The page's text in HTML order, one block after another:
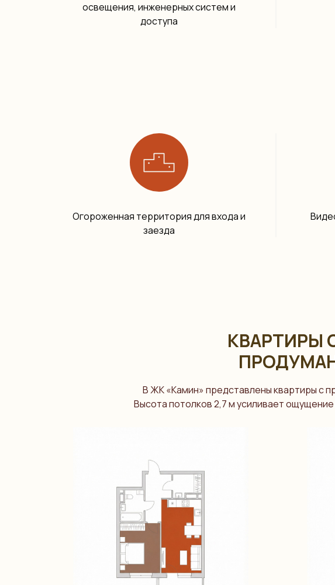
освещения, инженерных систем и
доступа
Огороженная территория для входа и
заезда
КВАРТИРЫ
В ЖК «Камин» представлены квартиры с
Высота потолков 2,7 м усиливает